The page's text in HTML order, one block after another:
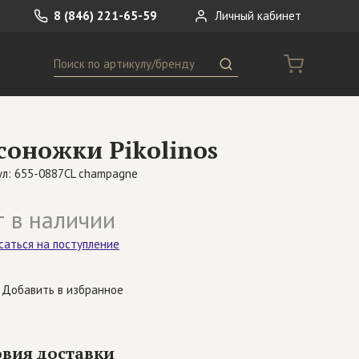
8 (846) 221-65-59 Личный кабинет
Другое
Поиск
Pikolinos
655-0887CL champagne
в наличии
на поступление
Добавить в избранное
доставки